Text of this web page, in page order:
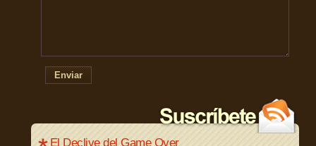
Enviar
El Declive del Game Over